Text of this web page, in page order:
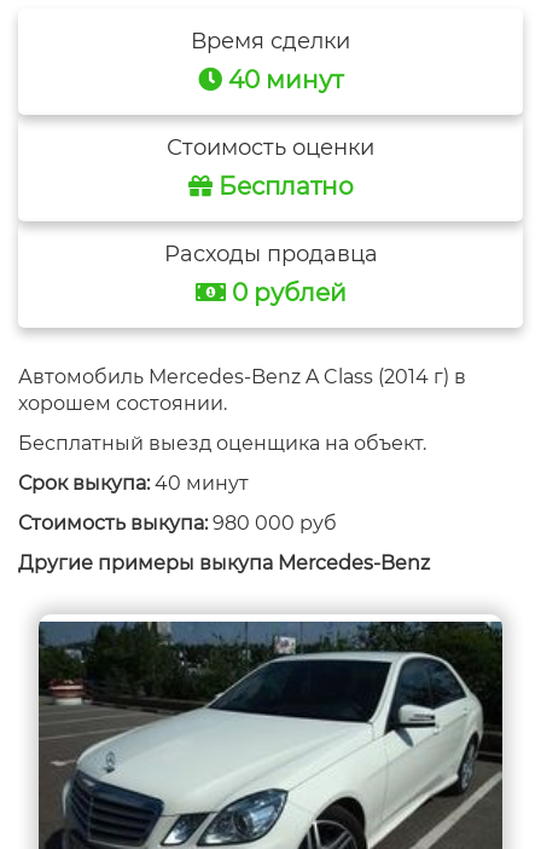
Время сделки
40 минут
Стоимость оценки
Бесплатно
Расходы продавца
0 рублей
Автомобиль Mercedes-Benz A Class (2014 г) в
хорошем состоянии.
Бесплатный выезд оценщика на объект.
Срок выкупа:40 минут
Стоимость выкупа:980 000 руб
Другие примеры выкупа Mercedes-Benz